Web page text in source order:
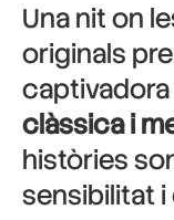
Una nit on
originals
clàssica i
històries
sensibilitat i